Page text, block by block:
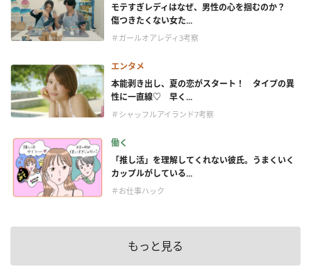
モテすぎレディはなぜ、男性の心を掴むのか？
傷つきたくない女た...
＃ガールオアレディ3考察
エンタメ
本能剥き出し、夏の恋がスタート！ タイプの異
性に一直線♡ 早く...
＃シャッフルアイランド7考察
働く
「推し活」を理解してくれない彼氏。うまくいく
カップルがしている...
＃お仕事ハック
もっと見る